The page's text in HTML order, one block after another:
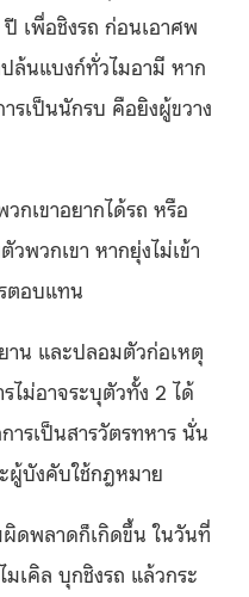
เพื่อชิงรถ ก่อนเอาศพ
ล้นแบงก์ทั่วไมอามี หาก
รเป็นนักรบ คือยิงผู้ขวาง
กเขาอยากได้รถ หรือ
พวกเขา หากยุ่งไม่เข้า
ตอบแทน
น และปลอมตัวก่อเหตุ
ไม่อาจระบุตัวทั้ง 2 ได้
ารเป็นสารวัตรทหาร นั่น
ผู้บังคับใช้กฎหมาย
ดพลาดก็เกิดขึ้น ในวันที่
เคิล บุกชิงรถ แล้วกระ